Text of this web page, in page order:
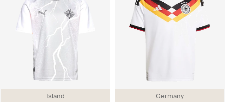
Island Germany